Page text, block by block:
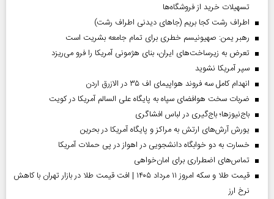
تسهیلات خرید از فروشگاه‌ها
اطراف رشت کجا بریم (جاهای دیدنی اطراف رشت)
رهبر یمن: صهیونیسم خطری برای تمام جامعه بشریت است
تعرض به زیرساخت‌های ایران، بنای هژمونی آمریکا را فرو می‌ریزد
سپر آمریکا نشوید
انهدام کامل سه فروند هواپیمای اف ۳۵ در الازرق اردن
ضربات سخت هوافضای سپاه به پایگاه علی السالم آمریکا در کویت
باج‌نیوزها؛ باج‌گیری در لباس افشاگری
یورش آرش‌های ارتش به مراکز و پایگاه‌ آمریکا در بحرین
خسارت به دو خوابگاه دانشجویی در اهواز در پی حملات آمریکا
تماس‌های اضطراری برای امان‌‌خواهی
قیمت طلا و سکه امروز ۱۱ مرداد ۱۴۰۵ | افت قیمت طلا در بازار تهران با کاهش
نرخ ارز